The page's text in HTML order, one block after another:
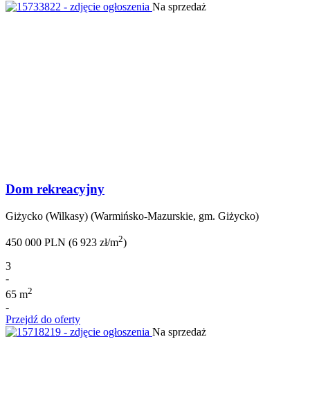
Na sprzedaż
Dom rekreacyjny
Giżycko (Wilkasy) (Warmińsko-Mazurskie, gm. Giżycko)
450 000 PLN (6 923 zł/m2)
3
-
65 m2
-
Przejdź do oferty
Na sprzedaż